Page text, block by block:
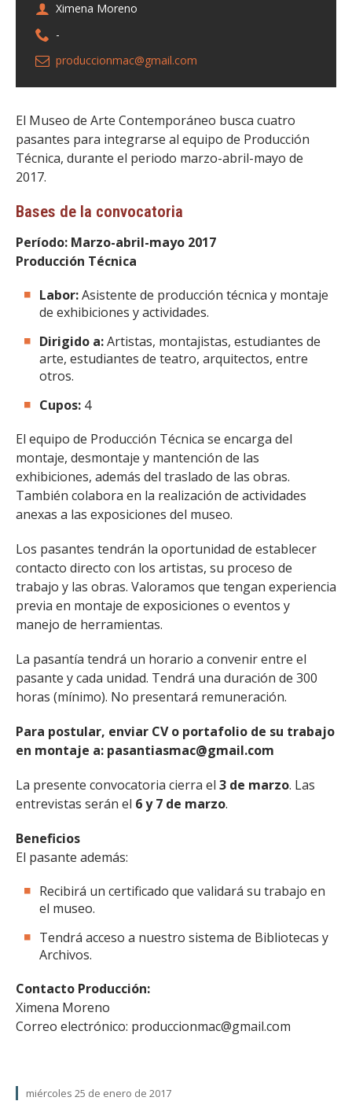
Ximena Moreno
-
produccionmac@gmail.com
El Museo de Arte Contemporáneo busca cuatro
pasantes para integrarse al equipo de Producción
Técnica, durante el periodo marzo-abril-mayo de
2017.
Bases de la convocatoria
Período: Marzo-abril-mayo 2017
Producción Técnica
Labor:Asistente de producción técnica y montaje
de exhibiciones y actividades.
Dirigido a:Artistas, montajistas, estudiantes de
arte, estudiantes de teatro, arquitectos, entre
otros.
Cupos: 4
El equipo de Producción Técnica se encarga del
montaje, desmontaje y mantención de las
exhibiciones, además del traslado de las obras.
También colabora en la realización de actividades
anexas a las exposiciones del museo.
Los pasantes tendrán la oportunidad de establecer
contacto directo con los artistas, su proceso de
trabajo y las obras. Valoramos que tengan experiencia
previa en montaje de exposiciones o eventos y
manejo de herramientas.
La pasantía tendrá un horario a convenir entre el
pasante y cada unidad. Tendrá una duración de 300
horas (mínimo). No presentará remuneración.
Para postular, enviar CV o portafolio de su trabajo
en montaje a: pasantiasmac@gmail.com
La presente convocatoria cierra el 3 de marzo. Las
entrevistas serán el 6 y 7 de marzo.
Beneficios
El pasante además:
Recibirá un certificado que validará su trabajo en
el museo.
Tendrá acceso a nuestro sistema de Bibliotecas y
Archivos.
Contacto Producción:
Ximena Moreno
Correo electrónico: produccionmac@gmail.com
miércoles 25 de enero de 2017